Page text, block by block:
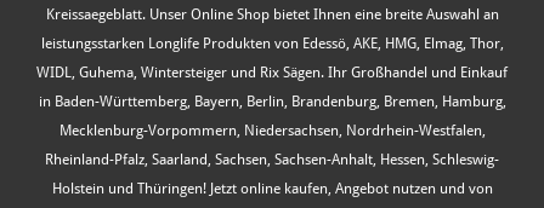
Kreissaegeblatt. Unser Online Shop bietet Ihnen eine breite Auswahl an
leistungsstarken Longlife Produkten von Edessö, AKE, HMG, Elmag, Thor,
WIDL, Guhema, Wintersteiger und Rix Sägen. Ihr Großhandel und Einkauf
in Baden-Württemberg, Bayern, Berlin, Brandenburg, Bremen, Hamburg,
Mecklenburg-Vorpommern, Niedersachsen, Nordrhein-Westfalen,
Rheinland-Pfalz, Saarland, Sachsen, Sachsen-Anhalt, Hessen, Schleswig-
Holstein und Thüringen! Jetzt online kaufen, Angebot nutzen und von